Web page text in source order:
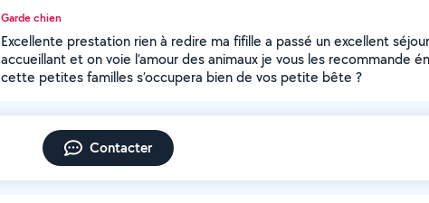
Garde chien
Excellente prestation rien à redire ma fifille a passé un excellent
accueillant et on voie l’amour des animaux je vous les recommande
cette petites familles s’occupera bien de vos petite bête ?
Contacter